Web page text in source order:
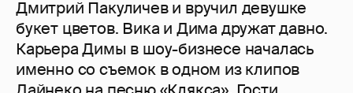
Дмитрий Пакуличев и вручил девушке
букет цветов. Вика и Дима дружат давно.
Карьера Димы в шоу-бизнесе началась
именно со съемок в одном из клипов